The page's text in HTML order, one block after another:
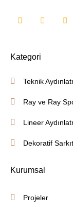
Kategori
Teknik
Ray ve Ray
Lineer
Dekoratif
Kurumsal
Projeler